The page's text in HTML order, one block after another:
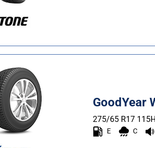
GoodYear
275/65 R17 115H
E C